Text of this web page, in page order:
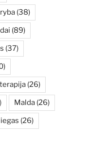
(38)
(89)
(37)
(26)
Malda (26)
(26)